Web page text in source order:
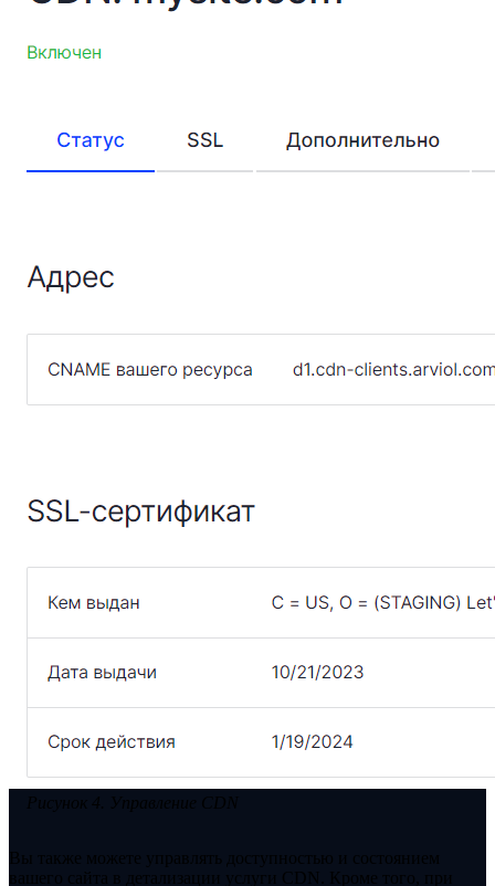
Рисунок 4. Управление CDN
Вы также можете управлять доступностью и состоянием
вашего сайта в детализации услуги CDN. Кроме того, при